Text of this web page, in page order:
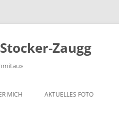
Zaugg
MICH AKTUELLES FOTO